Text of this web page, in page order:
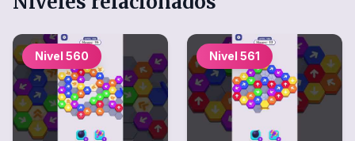
Nivel 560 Nivel 561